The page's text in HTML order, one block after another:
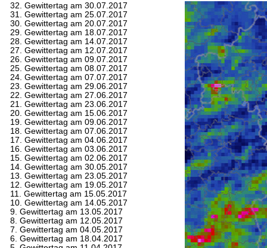
32. Gewittertag am 30.07.2017
31. Gewittertag am 25.07.2017
30. Gewittertag am 20.07.2017
29. Gewittertag am 18.07.2017
28. Gewittertag am 14.07.2017
27. Gewittertag am 12.07.2017
26. Gewittertag am 09.07.2017
25. Gewittertag am 08.07.2017
24. Gewittertag am 07.07.2017
23. Gewittertag am 29.06.2017
22. Gewittertag am 27.06.2017
21. Gewittertag am 23.06.2017
20. Gewittertag am 15.06.2017
19. Gewittertag am 09.06.2017
18. Gewittertag am 07.06.2017
17. Gewittertag am 04.06.2017
16. Gewittertag am 03.06.2017
15. Gewittertag am 02.06.2017
14. Gewittertag am 30.05.2017
13. Gewittertag am 23.05.2017
12. Gewittertag am 19.05.2017
11. Gewittertag am 15.05.2017
10. Gewittertag am 14.05.2017
9. Gewittertag am 13.05.2017
8. Gewittertag am 12.05.2017
7. Gewittertag am 04.05.2017
6. Gewittertag am 18.04.2017